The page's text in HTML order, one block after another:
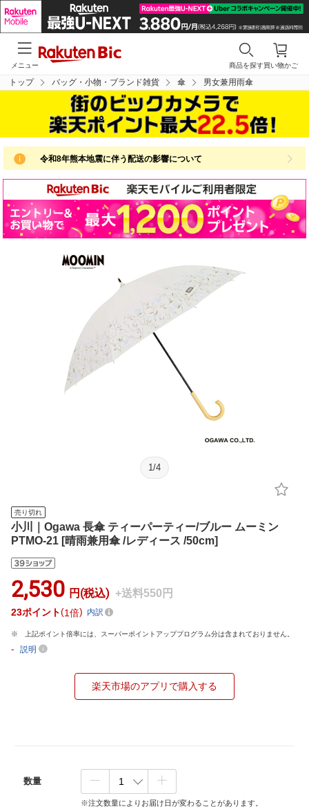
買い物かご
商品を探す
メニュー
トップ バッグ・小物・ブランド雑貨 傘 男女兼用雨傘
令和8年熊本地震に伴う配送の影響について
1 /4
売り切れ
小川｜Ogawa 長傘 ティーパーティー/ブルー ムーミン
PTMO-21 [晴雨兼用傘 /レディース /50cm]
2,530 円(税込) +送料550円
23ポイント 1倍 内訳
上記ポイント倍率には、スーパーポイントアッププログラム分は含まれておりません。
- 説明
楽天市場のアプリで購入する
数量
※注文数量によりお届け日が変わることがあります。